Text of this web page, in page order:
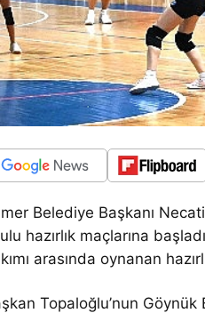
Belediye Başkanı
hazırlık maçlarına
arasında oynanan
Topaloğlu’nun Göynük